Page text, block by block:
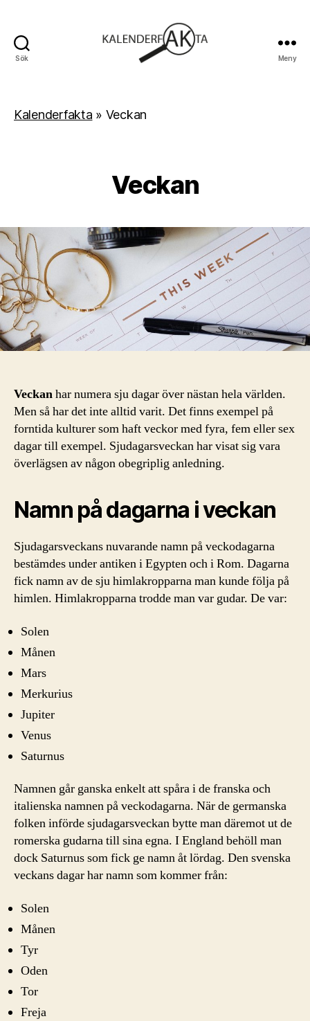
Sök Meny
Kalenderfakta » Veckan
Veckan
Veckanhar numera sju dagar över nästan hela världen.
Men så har det inte alltid varit. Det finns exempel på
forntida kulturer som haft veckor med fyra, fem eller sex
dagar till exempel. Sjudagarsveckan har visat sig vara
överlägsen av någon obegriplig anledning.
Namn på dagarna i veckan
Sjudagarsveckans nuvarande namn på veckodagarna
bestämdes under antiken i Egypten och i Rom. Dagarna
fick namn av de sju himlakropparna man kunde följa på
himlen. Himlakropparna trodde man var gudar. De var:
Solen
Månen
Mars
Merkurius
Jupiter
Venus
Saturnus
Namnen går ganska enkelt att spåra i de franska och
italienska namnen på veckodagarna. När de germanska
folken införde sjudagarsveckan bytte man däremot ut de
romerska gudarna till sina egna. I England behöll man
dock Saturnus som fick ge namn åt lördag. Den svenska
veckans dagar har namn som kommer från:
Solen
Månen
Tyr
Oden
Tor
Freja